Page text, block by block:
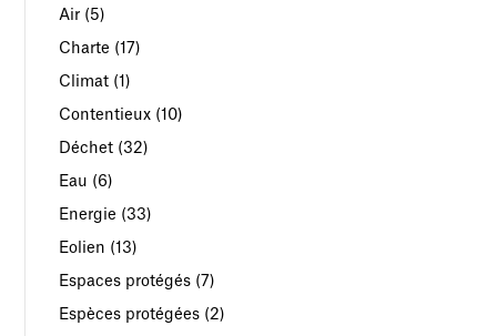
Air (5)
Charte (17)
Climat (1)
Contentieux (10)
Déchet (32)
Eau (6)
Energie (33)
Eolien (13)
Espaces protégés (7)
Espèces protégées (2)